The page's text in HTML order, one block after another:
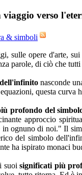
verso
& simboli
sulle opere d'arte,
parole, di ciò che
nasconde
questa
profondo del
approccio
in ognuno di noi." Il
del simbolo
ha ispirato monaci
suoisignificati più